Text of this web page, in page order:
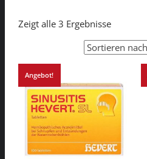
Zeigt alle 3 Ergebnisse
Angebot!